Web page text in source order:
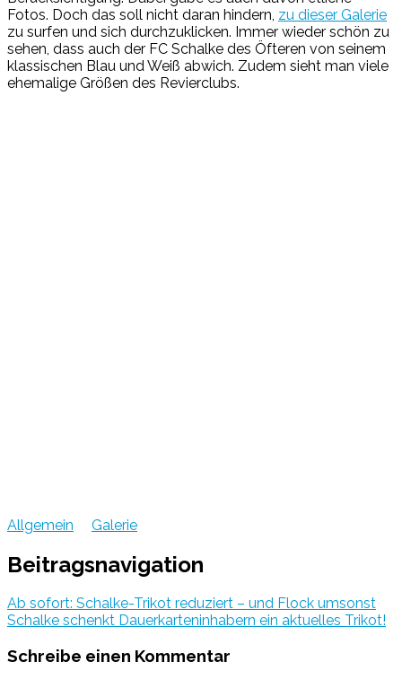
Fotos. Doch das soll nicht daran hindern, zu dieser Galerie
zu surfen und sich durchzuklicken. Immer wieder schön zu
sehen, dass auch der FC Schalke des Öfteren von seinem
klassischen Blau und Weiß abwich. Zudem sieht man viele
ehemalige Größen des Revierclubs.
Allgemein Galerie
Beitragsnavigation
Ab sofort: Schalke-Trikot reduziert – und Flock umsonst
Schalke schenkt Dauerkarteninhabern ein aktuelles Trikot!
Schreibe einen Kommentar